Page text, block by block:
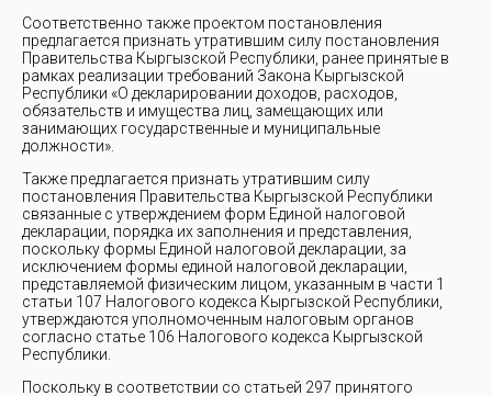
Соответственно также проектом постановления
предлагается признать утратившим силу постановления
Правительства Кыргызской Республики, ранее принятые в
рамках реализации требований Закона Кыргызской
Республики «О декларировании доходов, расходов,
обязательств и имущества лиц, замещающих или
занимающих государственные и муниципальные
должности».
Также предлагается признать утратившим силу
постановления Правительства Кыргызской Республики
связанные с утверждением форм Единой налоговой
декларации, порядка их заполнения и представления,
поскольку формы Единой налоговой декларации, за
исключением формы единой налоговой декларации,
представляемой физическим лицом, указанным в части 1
статьи 107 Налогового кодекса Кыргызской Республики,
утверждаются уполномоченным налоговым органов
согласно статье 106 Налогового кодекса Кыргызской
Республики.
Поскольку в соответствии со статьей 297 принятого